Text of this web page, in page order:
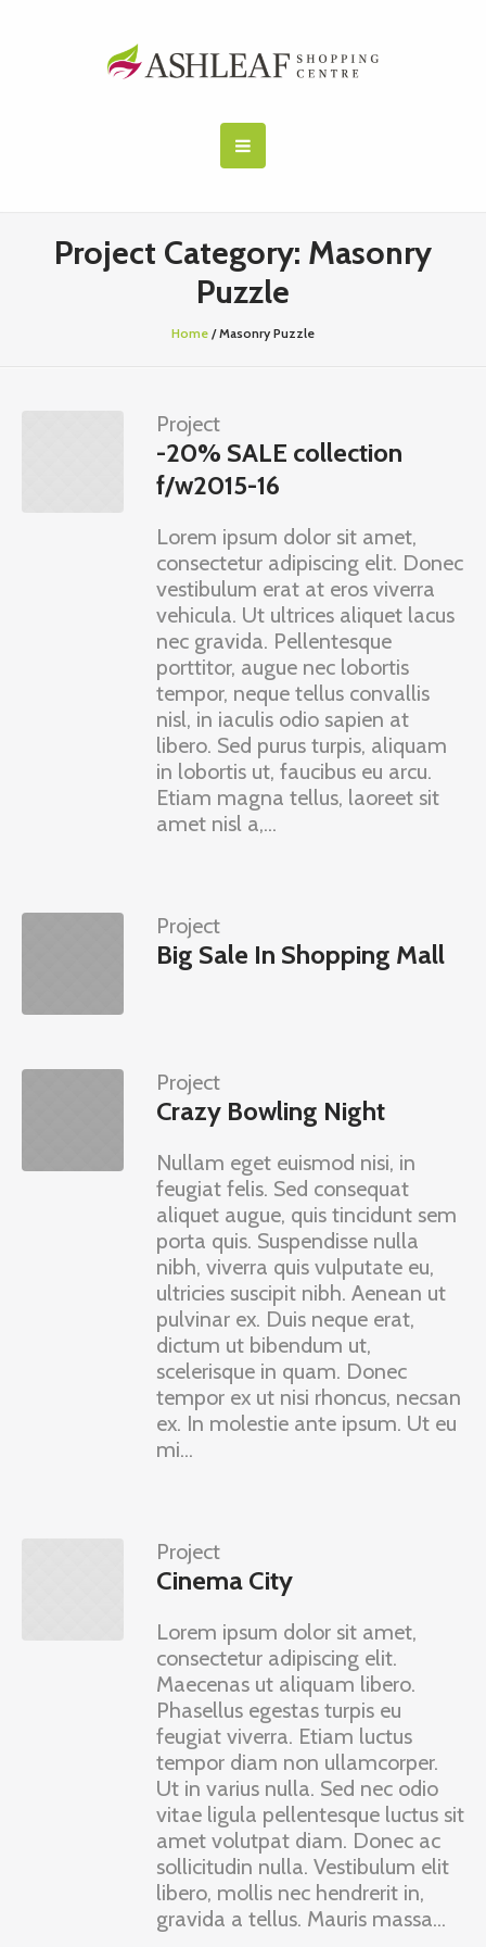
Project Category: Masonry
Puzzle
Home /Masonry Puzzle
Project
-20% SALE collection
f/w2015-16
Lorem ipsum dolor sit amet,
consectetur adipiscing elit. Donec
vestibulum erat at eros viverra
vehicula. Ut ultrices aliquet lacus
nec gravida. Pellentesque
porttitor, augue nec lobortis
tempor, neque tellus convallis
nisl, in iaculis odio sapien at
libero. Sed purus turpis, aliquam
in lobortis ut, faucibus eu arcu.
Etiam magna tellus, laoreet sit
amet nisl a,...
Project
Big Sale In Shopping Mall
Project
Crazy Bowling Night
Nullam eget euismod nisi, in
feugiat felis. Sed consequat
aliquet augue, quis tincidunt sem
porta quis. Suspendisse nulla
nibh, viverra quis vulputate eu,
ultricies suscipit nibh. Aenean ut
pulvinar ex. Duis neque erat,
dictum ut bibendum ut,
scelerisque in quam. Donec
tempor ex ut nisi rhoncus, necsan
ex. In molestie ante ipsum. Ut eu
mi...
Project
Cinema City
Lorem ipsum dolor sit amet,
consectetur adipiscing elit.
Maecenas ut aliquam libero.
Phasellus egestas turpis eu
feugiat viverra. Etiam luctus
tempor diam non ullamcorper.
Ut in varius nulla. Sed nec odio
vitae ligula pellentesque luctus sit
amet volutpat diam. Donec ac
sollicitudin nulla. Vestibulum elit
libero, mollis nec hendrerit in,
gravida a tellus. Mauris massa...